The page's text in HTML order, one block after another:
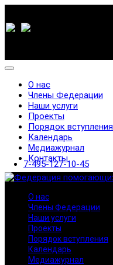
7-495-127-10-45
О нас
Члены Федерации
Наши услуги
Проекты
Порядок вступления
Календарь
Медиажурнал
Контакты
О нас
Члены Федерации
Наши услуги
Проекты
Порядок вступления
Календарь
Медиажурнал